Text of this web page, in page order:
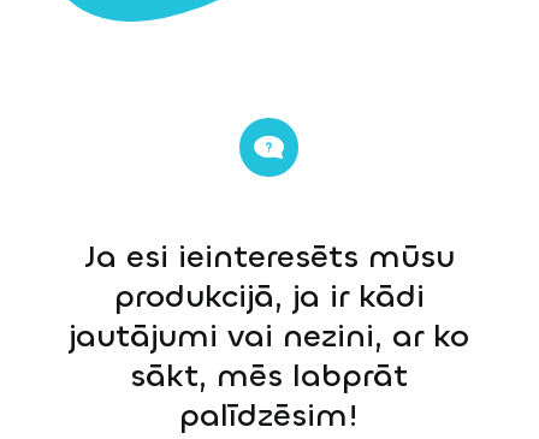
Ja esi ieinteresēts mūsu
produkcijā, ja ir kādi
jautājumi vai nezini, ar ko
sākt, mēs labprāt
palīdzēsim!